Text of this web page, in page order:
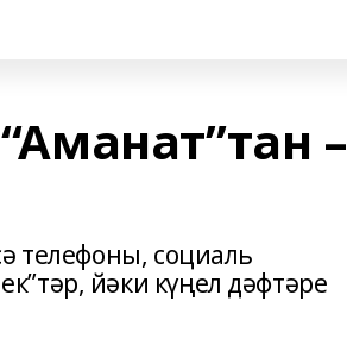
–
телефоны, социаль
йәки күңел дәфтәре